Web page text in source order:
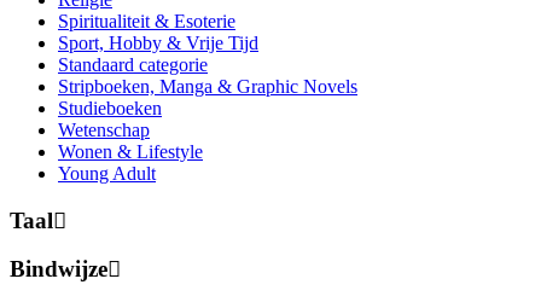
Spiritualiteit & Esoterie
Sport, Hobby & Vrije Tijd
Standaard categorie
Stripboeken, Manga & Graphic Novels
Studieboeken
Wetenschap
Wonen & Lifestyle
Young Adult
Taal
Bindwijze